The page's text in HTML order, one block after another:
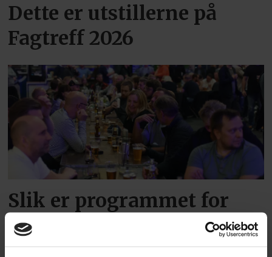
Dette er utstillerne på
Fagtreff 2026
Slik er programmet for
Fagtreff 2026